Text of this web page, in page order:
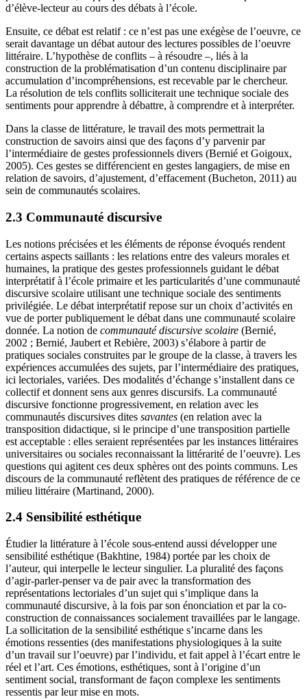
d’élève-lecteur au cours des débats à l’école.
Ensuite, ce débat est relatif : ce n’est pas une exégèse de l’oeuvre, ce
serait davantage un débat autour des lectures possibles de l’oeuvre
littéraire. L’hypothèse de conflits – à résoudre –, liés à la
construction de la problématisation d’un contenu disciplinaire par
accumulation d’incompréhensions, est recevable par le chercheur.
La résolution de tels conflits solliciterait une technique sociale des
sentiments pour apprendre à débattre, à comprendre et à interpréter.
Dans la classe de littérature, le travail des mots permettrait la
construction de savoirs ainsi que des façons d’y parvenir par
l’intermédiaire de gestes professionnels divers (Bernié et Goigoux,
2005). Ces gestes se différencient en gestes langagiers, de mise en
relation de savoirs, d’ajustement, d’effacement (Bucheton, 2011) au
sein de communautés scolaires.
2.3 Communauté discursive
Les notions précisées et les éléments de réponse évoqués rendent
certains aspects saillants : les relations entre des valeurs morales et
humaines, la pratique des gestes professionnels guidant le débat
interprétatif à l’école primaire et les particularités d’une communauté
discursive scolaire utilisant une technique sociale des sentiments
privilégiée. Le débat interprétatif repose sur un choix d’activités en
vue de porter publiquement le débat dans une communauté scolaire
donnée. La notion de communauté discursive scolaire (Bernié,
2002 ; Bernié, Jaubert et Rebière, 2003) s’élabore à partir de
pratiques sociales construites par le groupe de la classe, à travers les
expériences accumulées des sujets, par l’intermédiaire des pratiques,
ici lectoriales, variées. Des modalités d’échange s’installent dans ce
collectif et donnent sens aux genres discursifs. La communauté
discursive fonctionne progressivement, en relation avec les
communautés discursives dites savantes (en relation avec la
transposition didactique, si le principe d’une transposition partielle
est acceptable : elles seraient représentées par les instances littéraires
universitaires ou sociales reconnaissant la littérarité de l’oeuvre). Les
questions qui agitent ces deux sphères ont des points communs. Les
discours de la communauté reflètent des pratiques de référence de ce
milieu littéraire (Martinand, 2000).
2.4 Sensibilité esthétique
Étudier la littérature à l’école sous-entend aussi développer une
sensibilité esthétique (Bakhtine, 1984) portée par les choix de
l’auteur, qui interpelle le lecteur singulier. La pluralité des façons
d’agir-parler-penser va de pair avec la transformation des
représentations lectoriales d’un sujet qui s’implique dans la
communauté discursive, à la fois par son énonciation et par la co-
construction de connaissances socialement travaillées par le langage.
La sollicitation de la sensibilité esthétique s’incarne dans les
émotions ressenties (des manifestations physiologiques à la suite
d’un travail sur l’oeuvre) par l’individu, et fait appel à l’écart entre le
réel et l’art. Ces émotions, esthétiques, sont à l’origine d’un
sentiment social, transformant de façon complexe les sentiments
ressentis par leur mise en mots.